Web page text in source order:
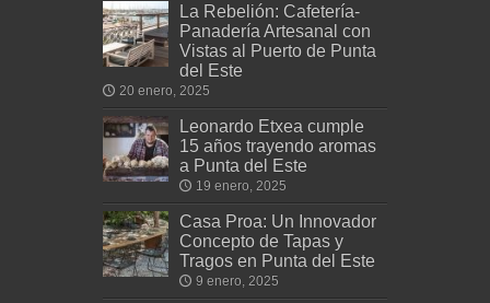
La Rebelión: Cafetería-
Panadería Artesanal con
Vistas al Puerto de Punta
del Este
20 enero, 2025
Leonardo Etxea cumple
15 años trayendo aromas
a Punta del Este
19 enero, 2025
Casa Proa: Un Innovador
Concepto de Tapas y
Tragos en Punta del Este
9 enero, 2025